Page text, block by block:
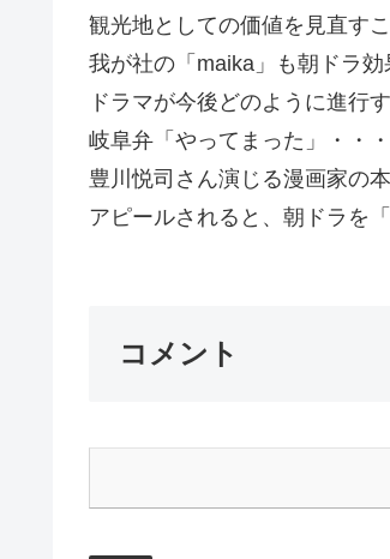
観光地としての価値を見直す
我が社の「maika」も朝ドラ効
ドラマが今後どのように進行
岐阜弁「やってまった」・・
豊川悦司さん演じる漫画家の
アピールされると、朝ドラを
コメント